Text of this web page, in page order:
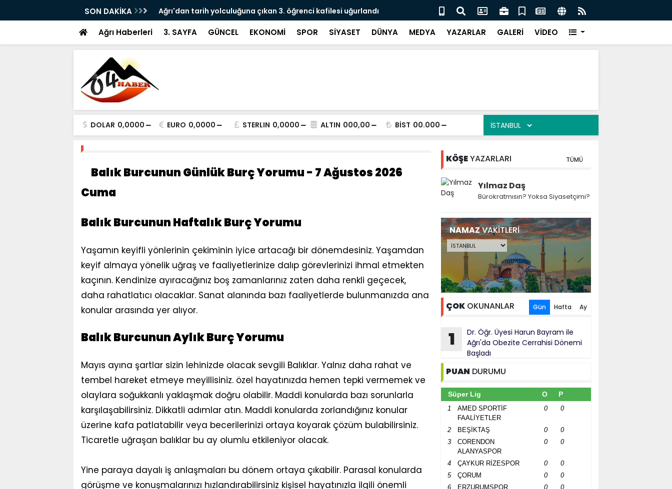
SON DAKİKA
ile Ağrı'da Obezite Cerrahisi Dönemi Ağrı'dan tarih yolculuğuna çıkan 3. öğrenci kafilesi uğurlandı
Doğubayazıt Kekiği İçin Tarihi Adım: Coğrafi İşaret ve Markalaşma
Süreci Başladı
Ağrı Haberleri 3. SAYFA GÜNCEL EKONOMİ SPOR SİYASET DÜNYA MEDYA YAZARLAR GALERİ VİDEO
DOLAR 0,0000 EURO 0,0000 STERLIN 0,0000 ALTIN 000,00 BİST 00.000
Balık Burcunun Günlük Burç Yorumu - 7 Ağustos 2026
Cuma
Balık Burcunun Haftalık Burç Yorumu
Yaşamın keyifli yönlerinin çekiminin iyice artacağı bir dönemdesiniz. Yaşamdan
keyif almaya yönelik uğraş ve faaliyetlerinize dalıp görevlerinizi ihmal etmekten
kaçının. Kendinize ayıracağınız boş zamanlarınız zaten daha renkli geçecek,
daha rahatlatıcı olacaklar. Sanat alanında bazı faaliyetlerde bulunmanızda ana
konular arasında yer alıyor.
Balık Burcunun Aylık Burç Yorumu
Mayıs ayına şartlar sizin lehinizde olacak sevgili Balıklar. Yalnız daha rahat ve
tembel hareket etmeye meyillisiniz. özel hayatınızda hemen tepki vermemek ve
olaylara soğukkanlı yaklaşmak doğru olabilir. Maddi konularda bazı sorunlarla
karşılaşabilirsiniz. Dikkatli adımlar atın. Maddi konularda zorlandığınız konular
üzerine kafa patlatabilir veya becerilerinizi ortaya koyarak çözüm bulabilirsiniz.
Ticaretle uğraşan balıklar bu ay olumlu etkileniyor olacak.
Yine paraya dayalı iş anlaşmaları bu dönem ortaya çıkabilir. Parasal konularda
görüşme ve konuşmalarınızı hızlandırabilirsiniz kişisel hayatınızla ilgili önemli
KÖŞEYAZARLARI TÜMÜ
Yılmaz Daş
Bürokratmısın? Yoksa Siyasetçimi?
NAMAZVAKİTLERİ
ÇOK OKUNANLAR Gün Hafta Ay
1
Dr. Öğr. Üyesi Harun Bayram ile
Ağrı'da Obezite Cerrahisi Dönemi
Başladı
PUAN DURUMU
Süper Lig O P
1
AMED SPORTİF
FAALİYETLER
0 0
2 BEŞİKTAŞ 0
0
3
CORENDON
ALANYASPOR
0 0
4 ÇAYKUR RİZESPOR 0
0
5
ÇORUM 0
0
6
ERZURUMSPOR 0
0